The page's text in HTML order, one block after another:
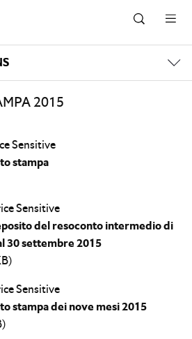
2015
Sensitive
stampa
Sensitive
del resoconto intermedio di
30 settembre 2015
Sensitive
stampa dei nove mesi 2015